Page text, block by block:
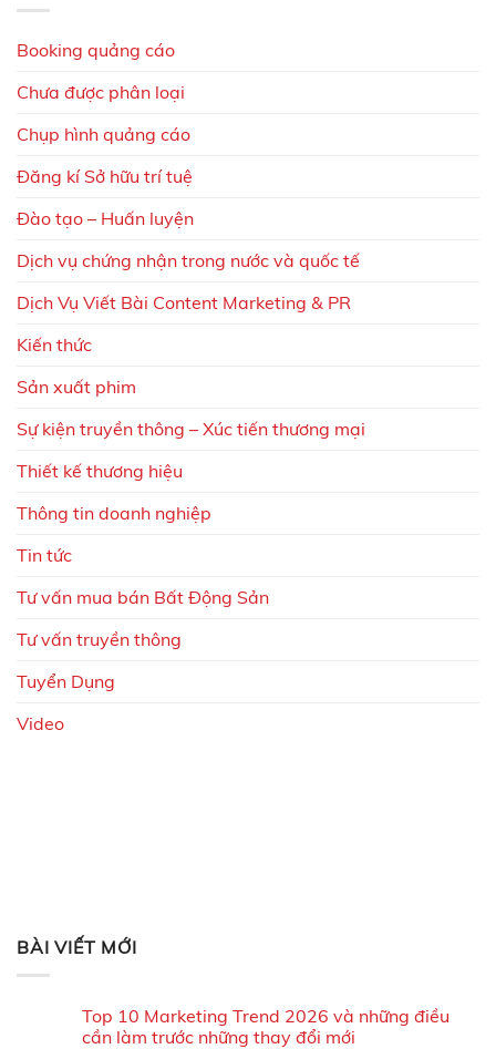
Booking quảng cáo
Chưa được phân loại
Chụp hình quảng cáo
Đăng kí Sở hữu trí tuệ
Đào tạo – Huấn luyện
Dịch vụ chứng nhận trong nước và quốc tế
Dịch Vụ Viết Bài Content Marketing & PR
Kiến thức
Sản xuất phim
Sự kiện truyền thông – Xúc tiến thương mại
Thiết kế thương hiệu
Thông tin doanh nghiệp
Tin tức
Tư vấn mua bán Bất Động Sản
Tư vấn truyền thông
Tuyển Dụng
Video
BÀI VIẾT MỚI
Top 10 Marketing Trend 2026 và những điều
cần làm trước những thay đổi mới